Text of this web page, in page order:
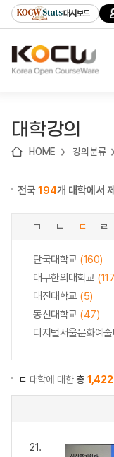
기
기
기
content)
가
대시보드
대학강의
HOME 강의분류
전국194개 대학에서
ㄱ ㄴ ㄷ ㄹ
단국대학교 (160)
대구한의대학교
대진대학교 (5)
동신대학교 (47)
디지털서울문화예
ㄷ 대학에 대한총 1,422
21.